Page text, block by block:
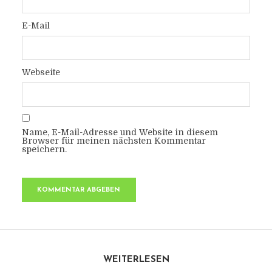
E-Mail
Webseite
Name, E-Mail-Adresse und Website in diesem
Browser für meinen nächsten Kommentar
speichern.
WEITERLESEN